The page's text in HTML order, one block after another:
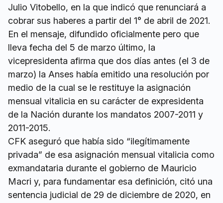
Julio Vitobello, en la que indicó que renunciará a
cobrar sus haberes a partir del 1° de abril de 2021.
En el mensaje, difundido oficialmente pero que
lleva fecha del 5 de marzo último, la
vicepresidenta afirma que dos días antes (el 3 de
marzo) la Anses había emitido una resolución por
medio de la cual se le restituye la asignación
mensual vitalicia en su carácter de expresidenta
de la Nación durante los mandatos 2007-2011 y
2011-2015.
CFK aseguró que había sido “ilegítimamente
privada” de esa asignación mensual vitalicia como
exmandataria durante el gobierno de Mauricio
Macri y, para fundamentar esa definición, citó una
sentencia judicial de 29 de diciembre de 2020, en